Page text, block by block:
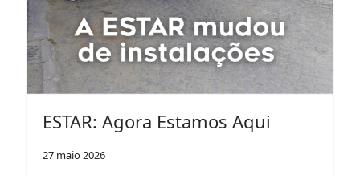
ESTAR: Agora Estamos Aqui
27 maio 2026